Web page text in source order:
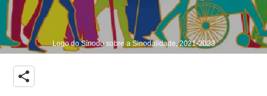
Logo do Sínodo sobre a Sinodalidade, 2021-2023
share